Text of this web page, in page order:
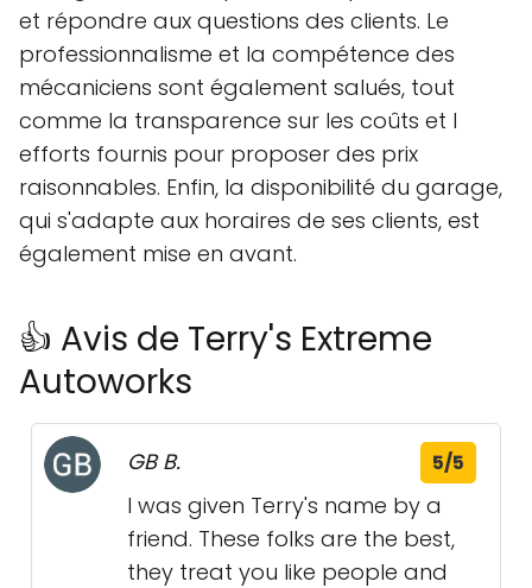
et répondre aux questions des clients. Le
professionnalisme et la compétence des
mécaniciens sont également salués, tout
comme la transparence sur les coûts et l
efforts fournis pour proposer des prix
raisonnables. Enfin, la disponibilité du garage,
qui s'adapte aux horaires de ses clients, est
également mise en avant.
👍 Avis de Terry's Extreme
Autoworks
GB B. 5/5
I was given Terry's name by a
friend. These folks are the best,
they treat you like people and